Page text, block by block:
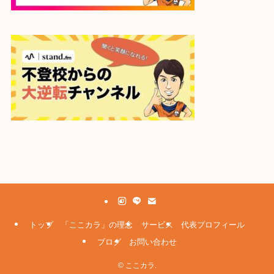
トップ 「ここカラ」の理念 サービス
代表プロフィール
ブログ
お問い合わせ
©ここカラ.